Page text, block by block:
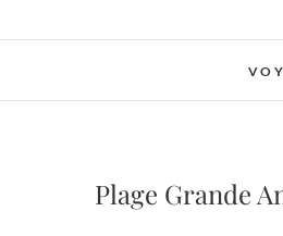
Plage Grande